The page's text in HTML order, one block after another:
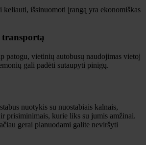
keliauti, išsinuomoti įrangą yra ekonomiškas
patogu, vietinių autobusų naudojimas vietoj
gali padėti sutaupyti pinigų.
nuotykis su nuostabiais kalnais,
prisiminimais, kurie liks su jumis amžinai.
gerai planuodami galite neviršyti